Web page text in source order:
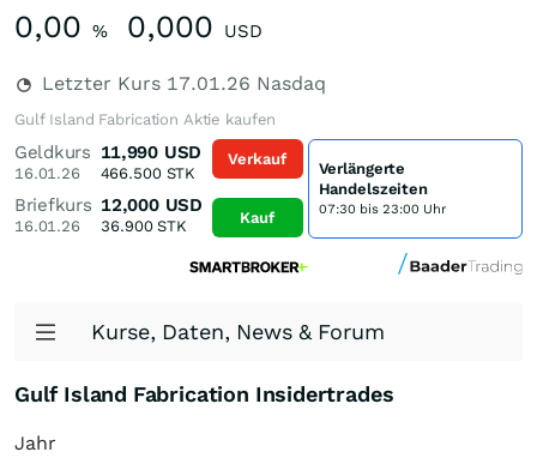
0,00 % 0,000 USD
Letzter Kurs 17.01.26 Nasdaq
Gulf Island Fabrication Aktie kaufen
Geldkurs
16.01.26
11,990 USD
466.500STK
Briefkurs
16.01.26
12,000 USD
36.900STK
Verkauf
Kauf
Verlängerte
Handelszeiten
07:30 bis 23:00 Uhr
Kurse, Daten, News & Forum
Gulf Island Fabrication Insidertrades
Jahr